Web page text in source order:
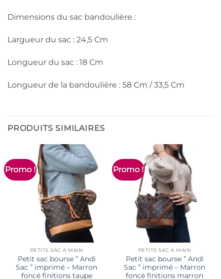
Dimensions du sac bandoulière :
Largueur du sac : 24,5 Cm
Longueur du sac : 18 Cm
Longueur de la bandoulière : 58 Cm / 33,5 Cm
PRODUITS SIMILAIRES
Promo !
PETITS SAC À MAIN
Petit sac bourse ” Andi
Sac ” imprimé – Marron
foncé finitions taupe
Promo !
PETITS SAC À MAIN
Petit sac bourse ” Andi
Sac ” imprimé – Marron
foncé finitions marron